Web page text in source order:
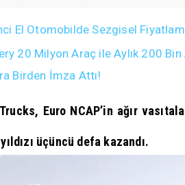
El Otomobilde Sezgisel
20 Milyon Araç ile Aylık 200
Birden İmza Attı!
Euro NCAP’in ağır
üçüncü defa kazandı.